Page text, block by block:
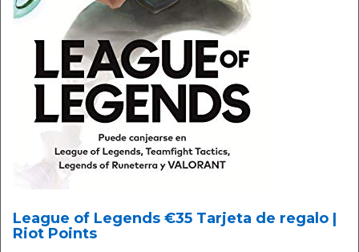
League of Legends €35 Tarjeta de regalo |
Riot Points